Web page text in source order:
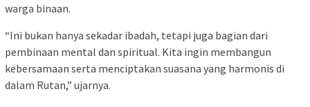
warga binaan.
“Ini bukan hanya sekadar ibadah, tetapi juga bagian dari
pembinaan mental dan spiritual. Kita ingin membangun
kebersamaan serta menciptakan suasana yang harmonis di
dalam Rutan,” ujarnya.